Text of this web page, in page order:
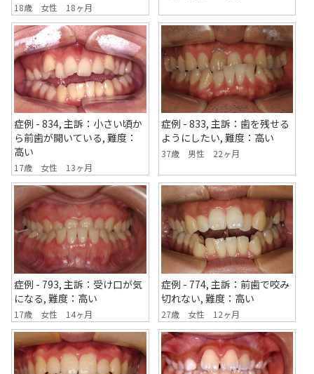
18歳 女性 18ヶ月
症例 - 834, 主訴：小さい頃か
ら前歯が開いている, 難度：
高い
17歳 女性 13ヶ月
症例 - 833, 主訴：歯を残せる
ようにしたい, 難度：高い
37歳 男性 22ヶ月
症例 - 793, 主訴：受け口が気
になる, 難度：高い
17歳 女性 14ヶ月
症例 - 774, 主訴：前歯で咬み
切れない, 難度：高い
27歳 女性 12ヶ月